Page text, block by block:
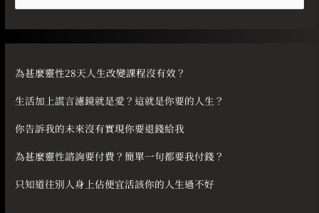
尋
關
字
為甚麼靈性28天人生改變課程沒有效？
生活加上謊言濾鏡就是愛？這就是你要的人生？
你告訴我的未來沒有實現你要退錢給我
為甚麼靈性諮詢要付費？簡單一句都要我付錢？
只知道往別人身上佔便宜活該你的人生過不好